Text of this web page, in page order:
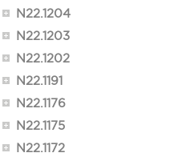
N22.1204
N22.1203
N22.1202
N22.1191
N22.1176
N22.1175
N22.1172